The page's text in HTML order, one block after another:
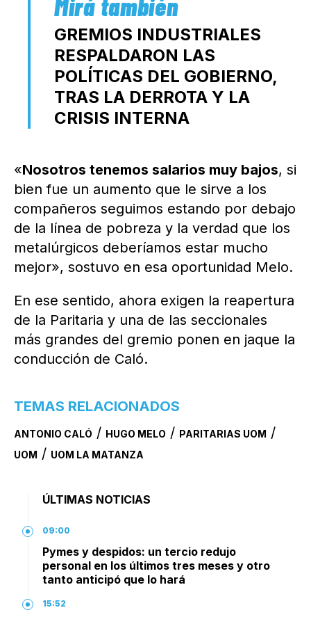
GREMIOS INDUSTRIALES
RESPALDARON LAS
POLÍTICAS DEL GOBIERNO,
TRAS LA DERROTA Y LA
CRISIS INTERNA
«Nosotros tenemos salarios muy bajos, si
bien fue un aumento que le sirve a los
compañeros seguimos estando por debajo
de la línea de pobreza y la verdad que los
metalúrgicos deberíamos estar mucho
mejor», sostuvo en esa oportunidad Melo.
En ese sentido, ahora exigen la reapertura
de la Paritaria y una de las seccionales
más grandes del gremio ponen en jaque la
conducción de Caló.
TEMAS RELACIONADOS
ANTONIO CALÓ / HUGO MELO / PARITARIAS UOM /
UOM / UOM LA MATANZA
ÚLTIMAS NOTICIAS
09:00
Pymes y despidos: un tercio redujo
personal en los últimos tres meses y otro
tanto anticipó que lo hará
15:52